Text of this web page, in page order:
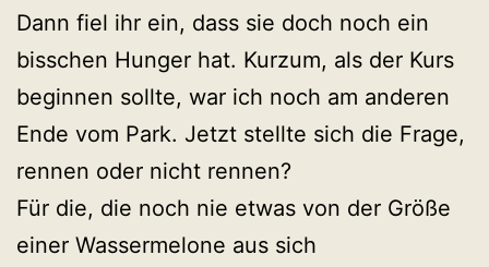
Dann fiel ihr ein, dass sie doch noch ein
bisschen Hunger hat. Kurzum, als der Kurs
beginnen sollte, war ich noch am anderen
Ende vom Park. Jetzt stellte sich die Frage,
rennen oder nicht rennen?
Für die, die noch nie etwas von der Größe
einer Wassermelone aus sich